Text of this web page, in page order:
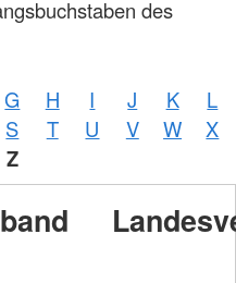
des
G H I J K
L
S T U V W
X
Z